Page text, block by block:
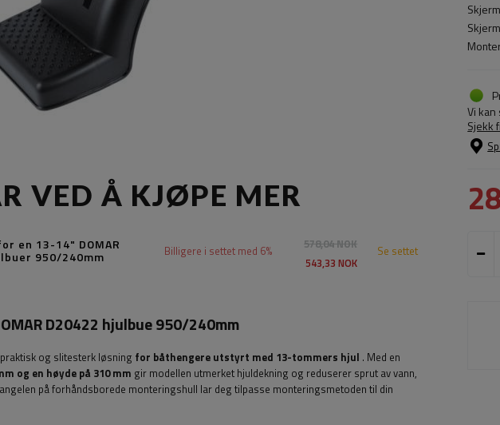
Vi
Sjekk
VED Å KJØPE MER
en 13-14" DOMAR
950/240mm
578,04 NOK
543,33 NOK
Billigere i settet med 6% Se settet
D20422 hjulbue 950/240mm
og slitesterk løsning for båthengere utstyrt med 13-tommers hjul . Med en
og en høyde på 310 mm gir modellen utmerket hjuldekning og reduserer sprut av vann,
på forhåndsborede monteringshull lar deg tilpasse monteringsmetoden til din